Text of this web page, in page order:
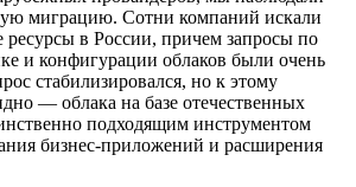
миграцию. Сотни компаний искали
ресурсы в России, причем запросы по
и конфигурации облаков были очень
стабилизировался, но к этому
— облака на базе отечественных
подходящим инструментом
бизнес-приложений и расширения